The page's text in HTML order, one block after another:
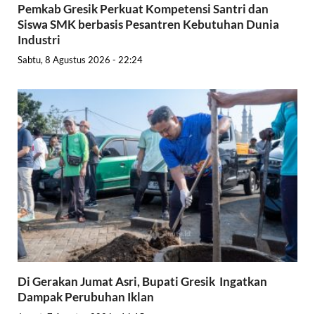
Pemkab Gresik Perkuat Kompetensi Santri dan
Siswa SMK berbasis Pesantren Kebutuhan Dunia
Industri
Sabtu, 8 Agustus 2026 - 22:24
Di Gerakan Jumat Asri, Bupati Gresik Ingatkan
Dampak Perubuhan Iklan